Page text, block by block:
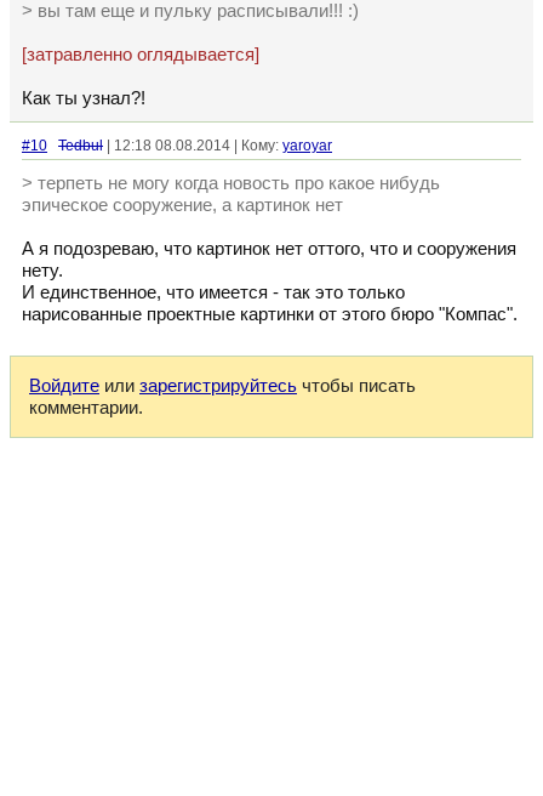
> вы там еще и пульку расписывали!!! :)
[затравленно оглядывается]
Как ты узнал?!
#10 Tedbul | 12:18 08.08.2014 | Кому: yaroyar
> терпеть не могу когда новость про какое нибудь
эпическое сооружение, а картинок нет
А я подозреваю, что картинок нет оттого, что и сооружения
нету.
И единственное, что имеется - так это только
нарисованные проектные картинки от этого бюро "Компас".
Войдите или зарегистрируйтесь чтобы писать
комментарии.